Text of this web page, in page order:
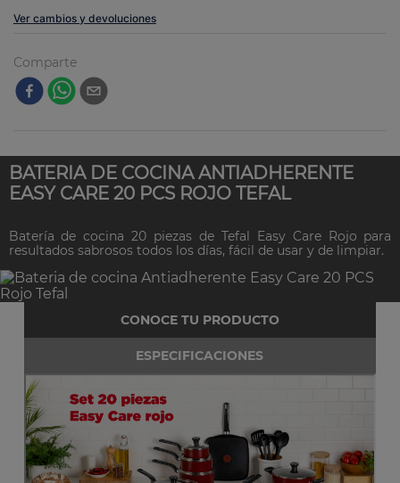
Ver cambios y devoluciones
Comparte
BATERIA DE COCINA ANTIADHERENTE
EASY CARE 20 PCS ROJO TEFAL
Batería de cocina 20 piezas de Tefal Easy Care Rojo para
resultados sabrosos todos los días, fácil de usar y de limpiar.